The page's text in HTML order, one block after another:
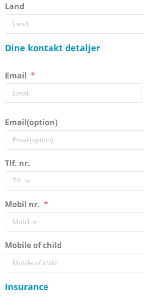
Land
Dine kontakt detaljer
Email
Email(option)
Tlf. nr.
Mobil nr.
Mobile of child
Insurance